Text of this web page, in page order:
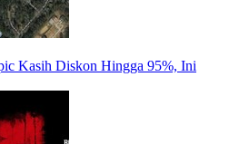
Kasih Diskon Hingga 95%, Ini